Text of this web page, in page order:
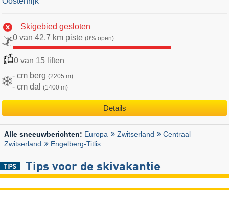
Skigebied gesloten
0 van 42,7 km piste (0% open)
0 van 15 liften
- cm berg (2205 m)
- cm dal (1400 m)
Details
Alle sneeuwberichten: Europa Zwitserland
Centraal
Zwitserland
Engelberg-Titlis
Tips voor de skivakantie